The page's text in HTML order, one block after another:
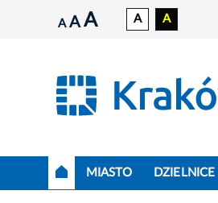
A A A A A
MIASTO DZIELNICE